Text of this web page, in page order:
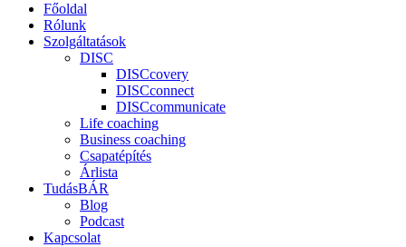
Főoldal
Rólunk
Szolgáltatások
DISC
DISCcovery
DISCconnect
DISCcommunicate
Life coaching
Business coaching
Csapatépítés
Árlista
TudásBÁR
Blog
Podcast
Kapcsolat